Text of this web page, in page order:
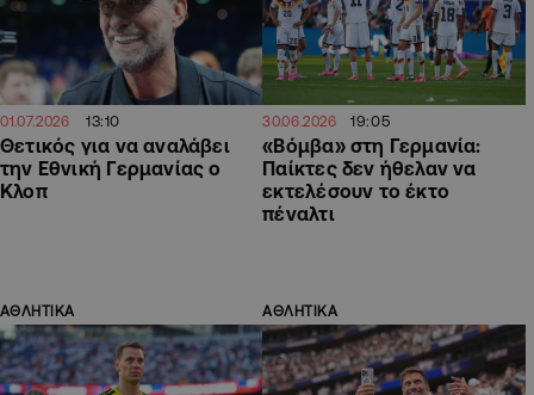
01.07.2026 13:10
Θετικός για να αναλάβει
την Εθνική Γερμανίας ο
Κλοπ
30.06.2026 19:05
«Βόμβα» στη Γερμανία:
Παίκτες δεν ήθελαν να
εκτελέσουν το έκτο
πέναλτι
ΑΘΛΗΤΙΚΑ ΑΘΛΗΤΙΚΑ